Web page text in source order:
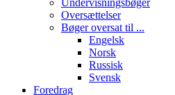
Undervisningsbøger
Oversættelser
Bøger oversat til ...
Engelsk
Norsk
Russisk
Svensk
Foredrag